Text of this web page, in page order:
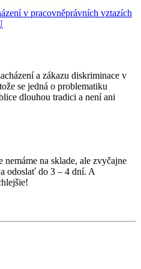
v pracovněprávních vztazích
a zákazu diskriminace v
se jedná o problematiku
dlouhou tradici a není ani
nemáme na sklade, ale zvyčajne
odoslať do 3 – 4 dní. A